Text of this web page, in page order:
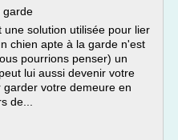
garde
solution utilisée pour lier
chien apte à la garde n'est
pourrions penser) un
lui aussi devenir votre
votre demeure en
de...